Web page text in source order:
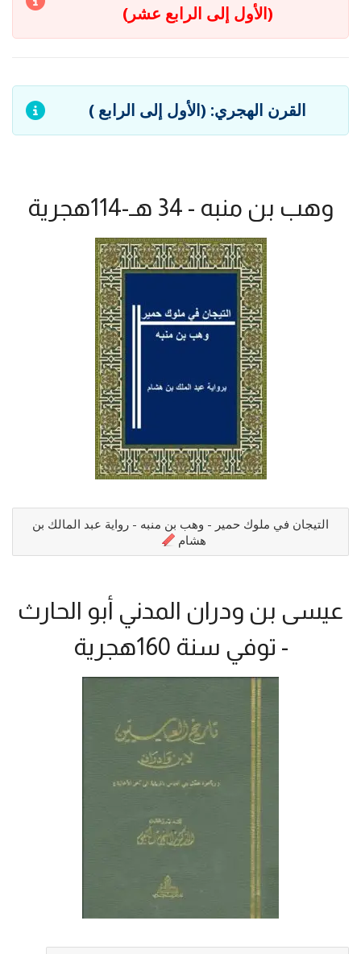
(الأول إلى الرابع عشر)
القرن الهجري: (الأول إلى الرابع )
وهب بن منبه - 34 هـ-114هجرية
التيجان في ملوك حمير - وهب بن منبه - رواية عبد المالك بن
هشام
عيسى بن ودران المدني أبو الحارث
- توفي سنة 160هجرية